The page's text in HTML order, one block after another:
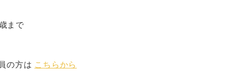
まで
の方は こちらから